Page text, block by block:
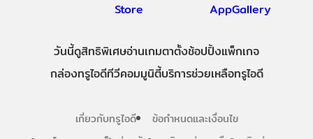
วันนี้ดูสิทธิพิเศษอ่านเกมตาตั้งช้อปปิ้งแพ็กเกจ
กล่องทรูไอดีทีวีคอมมูนิตี้บริการช่วยเหลือทรูไอดี
เกี่ยวกับทรูไอดี
ข้อกำหนดและเงื่อนไข